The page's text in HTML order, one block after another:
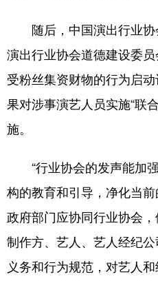
随后，中国演出行业协
演出行业协会道德建设委
受粉丝集资财物的行为启
果对涉事演艺人员实施“联
施。
“行业协会的发声能加
构的教育和引导，净化当前
政府部门应协同行业协会
制作方、艺人、艺人经纪
义务和行为规范，对艺人